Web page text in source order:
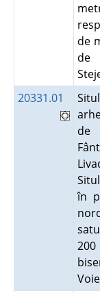
de
de
20331.01
Situl
în